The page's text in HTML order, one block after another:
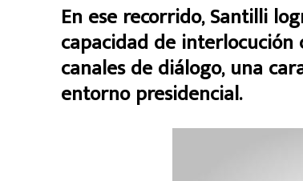
En ese recorrido, Santilli
capacidad de
canales de diálogo, una
entorno presidencial.